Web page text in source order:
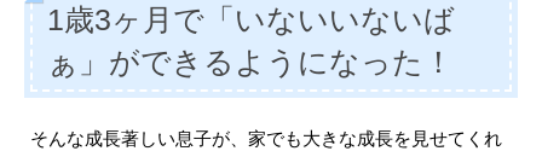
1歳3ヶ月で「いないいないば
ぁ」ができるようになった！
そんな成長著しい息子が、家でも大きな成長を見せてくれ